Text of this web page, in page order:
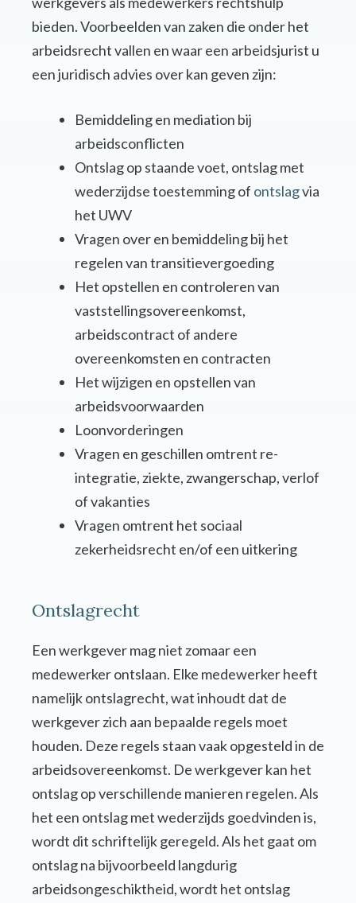
bieden. Voorbeelden van zaken die onder het
arbeidsrecht vallen en waar een arbeidsjurist u
een juridisch advies over kan geven zijn:
Bemiddeling en mediation bij
arbeidsconflicten
Ontslag op staande voet, ontslag met
wederzijdse toestemming of ontslagvia
het UWV
Vragen over en bemiddeling bij het
regelen van transitievergoeding
Het opstellen en controleren van
vaststellingsovereenkomst,
arbeidscontract of andere
overeenkomsten en contracten
Het wijzigen en opstellen van
arbeidsvoorwaarden
Loonvorderingen
Vragen en geschillen omtrent re-
integratie, ziekte, zwangerschap, verlof
of vakanties
Vragen omtrent het sociaal
zekerheidsrecht en/of een uitkering
Ontslagrecht
Een werkgever mag niet zomaar een
medewerker ontslaan. Elke medewerker heeft
namelijk ontslagrecht, wat inhoudt dat de
werkgever zich aan bepaalde regels moet
houden. Deze regels staan vaak opgesteld in de
arbeidsovereenkomst. De werkgever kan het
ontslag op verschillende manieren regelen. Als
het een ontslag met wederzijds goedvinden is,
wordt dit schriftelijk geregeld. Als het gaat om
ontslag na bijvoorbeeld langdurig
arbeidsongeschiktheid, wordt het ontslag